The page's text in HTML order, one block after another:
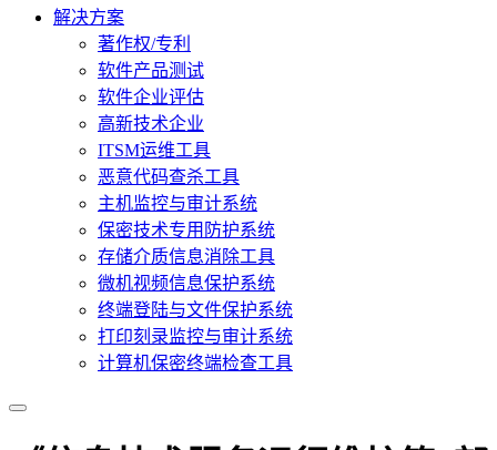
解决方案
著作权/专利
软件产品测试
软件企业评估
高新技术企业
ITSM运维工具
恶意代码查杀工具
主机监控与审计系统
保密技术专用防护系统
存储介质信息消除工具
微机视频信息保护系统
终端登陆与文件保护系统
打印刻录监控与审计系统
计算机保密终端检查工具